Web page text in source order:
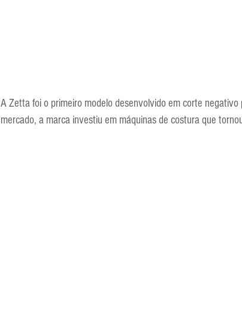
A Zetta foi o primeiro modelo desenvolvido em corte
mercado, a marca investiu em máquinas de costura que